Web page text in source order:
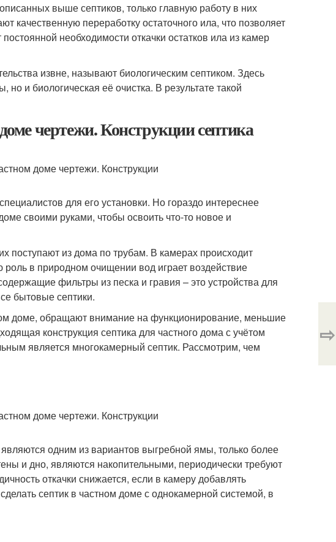
выше септиков, только главную работу в них
качественную переработку остаточного ила, что позволяет
необходимости откачки остатков ила из камер
извне, называют биологическим септиком. Здесь
и биологическая её очистка. В результате такой
чертежи. Конструкции септика
для его установки. Но гораздо интереснее
своими руками, чтобы освоить что-то новое и
поступают из дома по трубам. В камерах происходит
в природном очищении вод играет воздействие
фильтры из песка и гравия – это устройства для
бытовые септики.
доме, обращают внимание на функционирование, меньшие
конструкция септика для частного дома с учётом
является многокамерный септик. Рассмотрим, чем
одним из вариантов выгребной ямы, только более
и дно, являются накопительными, периодически требуют
откачки снижается, если в камеру добавлять
септик в частном доме с однокамерной системой, в
⇨